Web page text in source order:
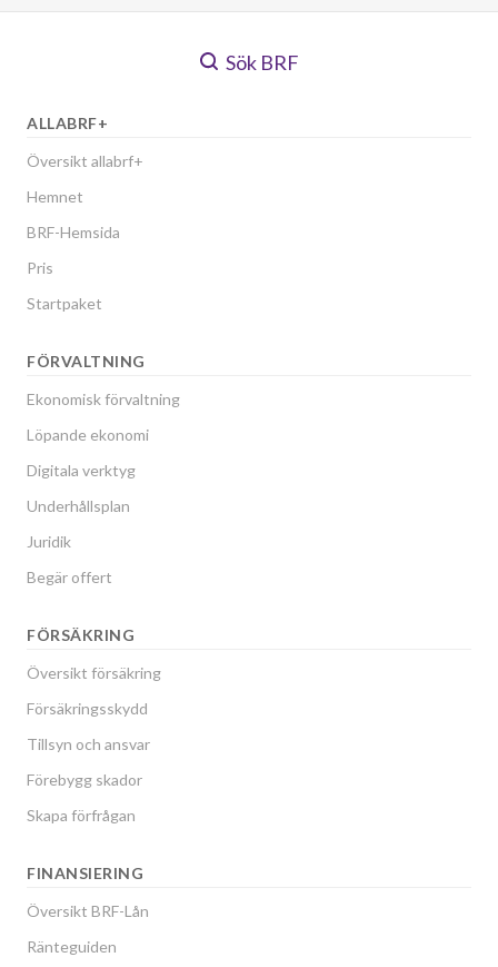
Sök BRF
ALLABRF+
Översikt allabrf+
Hemnet
BRF-Hemsida
Pris
Startpaket
FÖRVALTNING
Ekonomisk förvaltning
Löpande ekonomi
Digitala verktyg
Underhållsplan
Juridik
Begär offert
FÖRSÄKRING
Översikt försäkring
Försäkringsskydd
Tillsyn och ansvar
Förebygg skador
Skapa förfrågan
FINANSIERING
Översikt BRF-Lån
Ränteguiden